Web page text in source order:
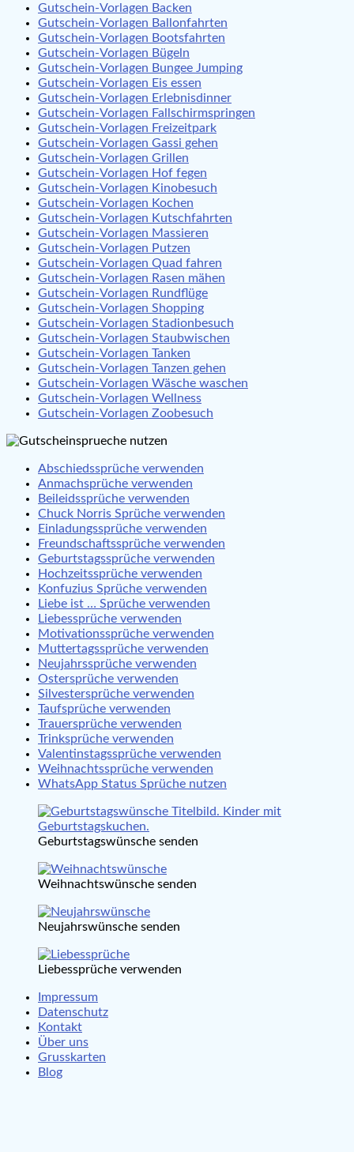
Gutschein-Vorlagen Backen
Gutschein-Vorlagen Ballonfahrten
Gutschein-Vorlagen Bootsfahrten
Gutschein-Vorlagen Bügeln
Gutschein-Vorlagen Bungee Jumping
Gutschein-Vorlagen Eis essen
Gutschein-Vorlagen Erlebnisdinner
Gutschein-Vorlagen Fallschirmspringen
Gutschein-Vorlagen Freizeitpark
Gutschein-Vorlagen Gassi gehen
Gutschein-Vorlagen Grillen
Gutschein-Vorlagen Hof fegen
Gutschein-Vorlagen Kinobesuch
Gutschein-Vorlagen Kochen
Gutschein-Vorlagen Kutschfahrten
Gutschein-Vorlagen Massieren
Gutschein-Vorlagen Putzen
Gutschein-Vorlagen Quad fahren
Gutschein-Vorlagen Rasen mähen
Gutschein-Vorlagen Rundflüge
Gutschein-Vorlagen Shopping
Gutschein-Vorlagen Stadionbesuch
Gutschein-Vorlagen Staubwischen
Gutschein-Vorlagen Tanken
Gutschein-Vorlagen Tanzen gehen
Gutschein-Vorlagen Wäsche waschen
Gutschein-Vorlagen Wellness
Gutschein-Vorlagen Zoobesuch
Abschiedssprüche verwenden
Anmachsprüche verwenden
Beileidssprüche verwenden
Chuck Norris Sprüche verwenden
Einladungssprüche verwenden
Freundschaftssprüche verwenden
Geburtstagssprüche verwenden
Hochzeitssprüche verwenden
Konfuzius Sprüche verwenden
Liebe ist … Sprüche verwenden
Liebessprüche verwenden
Motivationssprüche verwenden
Muttertagssprüche verwenden
Neujahrssprüche verwenden
Ostersprüche verwenden
Silvestersprüche verwenden
Taufsprüche verwenden
Trauersprüche verwenden
Trinksprüche verwenden
Valentinstagssprüche verwenden
Weihnachtssprüche verwenden
WhatsApp Status Sprüche nutzen
Geburtstagswünsche senden
Weihnachtswünsche senden
Neujahrswünsche senden
Liebessprüche verwenden
Impressum
Datenschutz
Kontakt
Über uns
Grusskarten
Blog